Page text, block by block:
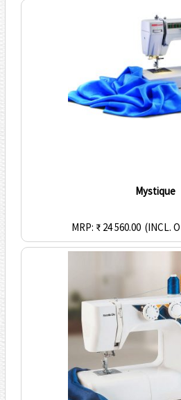
Mystique
MRP: ₹ 24 560.00 (INCL.